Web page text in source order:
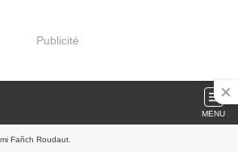
Publicité
MENU
Fañch Roudaut.